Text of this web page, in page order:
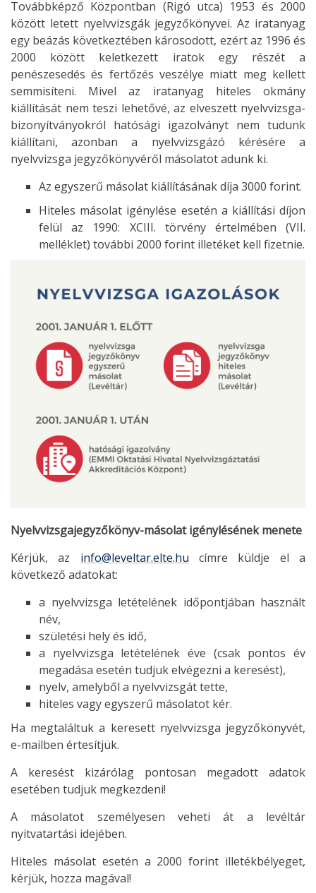
Továbbképző Központban (Rigó utca) 1953 és 2000
között letett nyelvvizsgák jegyzőkönyvei. Az iratanyag
egy beázás következtében károsodott, ezért az 1996 és
2000 között keletkezett iratok egy részét a
penészesedés és fertőzés veszélye miatt meg kellett
semmisíteni. Mivel az iratanyag hiteles okmány
kiállítását nem teszi lehetővé, az elveszett nyelvvizsga-
bizonyítványokról hatósági igazolványt nem tudunk
kiállítani, azonban a nyelvvizsgázó kérésére a
nyelvvizsga jegyzőkönyvéről másolatot adunk ki.
Az egyszerű másolat kiállításának díja 3000 forint.
Hiteles másolat igénylése esetén a kiállítási díjon
felül az 1990: XCIII. törvény értelmében (VII.
melléklet) további 2000 forint illetéket kell fizetnie.
Nyelvvizsgajegyzőkönyv-másolat igénylésének menete
Kérjük, az info@leveltar.elte.hu címre küldje el a
következő adatokat:
a nyelvvizsga letételének időpontjában használt
név,
születési hely és idő,
a nyelvvizsga letételének éve (csak pontos év
megadása esetén tudjuk elvégezni a keresést),
nyelv, amelyből a nyelvvizsgát tette,
hiteles vagy egyszerű másolatot kér.
Ha megtaláltuk a keresett nyelvvizsga jegyzőkönyvét,
e-mailben értesítjük.
A keresést kizárólag pontosan megadott adatok
esetében tudjuk megkezdeni!
A másolatot személyesen veheti át a levéltár
nyitvatartási idejében.
Hiteles másolat esetén a 2000 forint illetékbélyeget,
kérjük, hozza magával!